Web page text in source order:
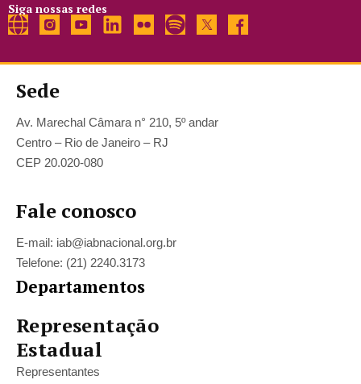
Siga nossas redes
Sede
Av. Marechal Câmara n° 210, 5º andar
Centro – Rio de Janeiro – RJ
CEP 20.020-080
Fale conosco
E-mail: iab@iabnacional.org.br
Telefone: (21) 2240.3173
Departamentos
Representação
Estadual
Representantes